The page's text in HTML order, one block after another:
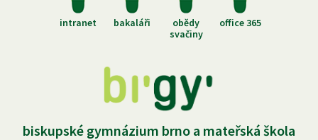
intranet bakaláři
obědy
svačiny
office 365
biskupské gymnázium brno a mateřská škola